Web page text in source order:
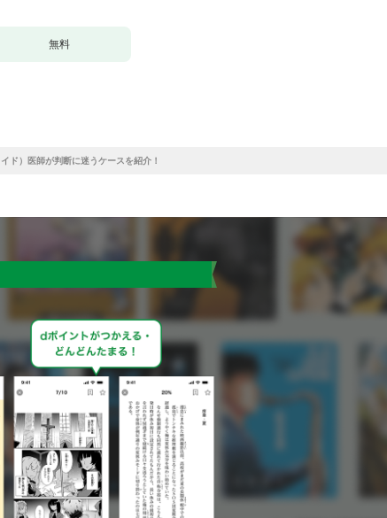
無料
ド）医師が判断に迷うケースを紹介！